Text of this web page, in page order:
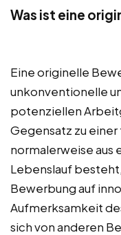
Was ist eine
Eine originelle
unkonventionelle
potenziellen
Gegensatz zu
normalerweise aus
Lebenslauf
Bewerbung auf
Aufmerksamkeit
sich von anderen